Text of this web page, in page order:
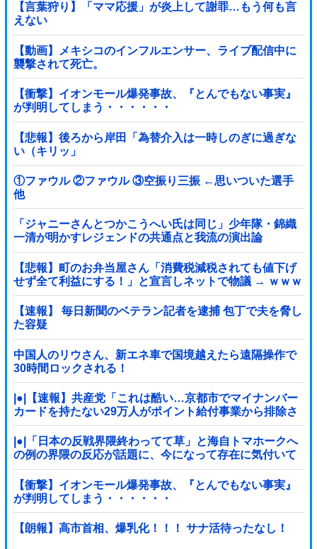
【言葉狩り】「ママ応援」が炎上して謝罪…もう何も言
えない
【動画】メキシコのインフルエンサー、ライブ配信中に
襲撃されて死亡。
【衝撃】イオンモール爆発事故、『とんでもない事実』
が判明してしまう・・・・・・
【悲報】後ろから岸田「為替介入は一時しのぎに過ぎな
い（キリッ」
①ファウル ②ファウル ③空振り三振 ←思いついた選手
他
「ジャニーさんとつかこうへい氏は同じ」少年隊・錦織
一清が明かすレジェンドの共通点と我流の演出論
【悲報】町のお弁当屋さん「消費税減税されても値下げ
せず全て利益にする！」と宣言しネットで物議 → ｗｗｗ
ｗｗｗｗｗｗｗｗｗｗｗ
【速報】 毎日新聞のベテラン記者を逮捕 包丁で夫を脅し
た容疑
中国人のリウさん、新エネ車で国境越えたら遠隔操作で
30時間ロックされる！
|●|【速報】共産党「これは酷い…京都市でマイナンバー
カードを持たない29万人がポイント給付事業から排除さ
れた」
|●|「日本の反戦界隈終わってて草」と海自トマホークへ
の例の界隈の反応が話題に、今になって存在に気付いて
しまった結果……
【衝撃】イオンモール爆発事故、『とんでもない事実』
が判明してしまう・・・・・・
【朗報】高市首相、爆乳化！！！ サナ活待ったなし！